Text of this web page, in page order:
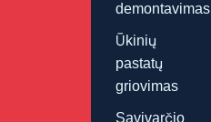
demontavimas
Ūkinių
pastatų
griovimas
Savivarčio